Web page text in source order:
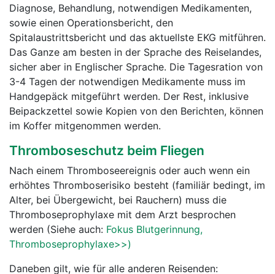
Diagnose, Behandlung, notwendigen Medikamenten,
sowie einen Operationsbericht, den
Spitalaustrittsbericht und das aktuellste EKG mitführen.
Das Ganze am besten in der Sprache des Reiselandes,
sicher aber in Englischer Sprache. Die Tagesration von
3-4 Tagen der notwendigen Medikamente muss im
Handgepäck mitgeführt werden. Der Rest, inklusive
Beipackzettel sowie Kopien von den Berichten, können
im Koffer mitgenommen werden.
Thromboseschutz beim Fliegen
Nach einem Thromboseereignis oder auch wenn ein
erhöhtes Thromboserisiko besteht (familiär bedingt, im
Alter, bei Übergewicht, bei Rauchern) muss die
Thromboseprophylaxe mit dem Arzt besprochen
werden (Siehe auch: Fokus Blutgerinnung,
Thromboseprophylaxe>>)
Daneben gilt, wie für alle anderen Reisenden: